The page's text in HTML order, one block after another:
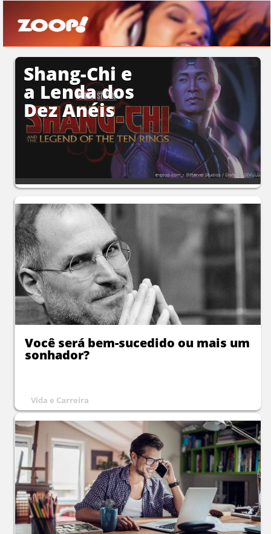
Shang-Chi e
a Lenda dos
Dez Anéis
Você será bem-sucedido ou mais um
sonhador?
Vida e Carreira